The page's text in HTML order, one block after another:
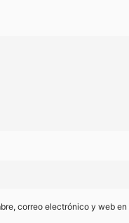
correo electrónico y web